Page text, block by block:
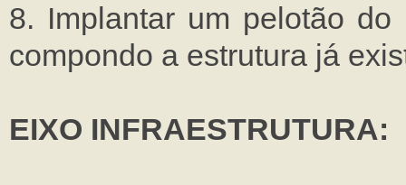
8. Implantar um pelotão
compondo a estrutura já
EIXO INFRAESTRUTURA: